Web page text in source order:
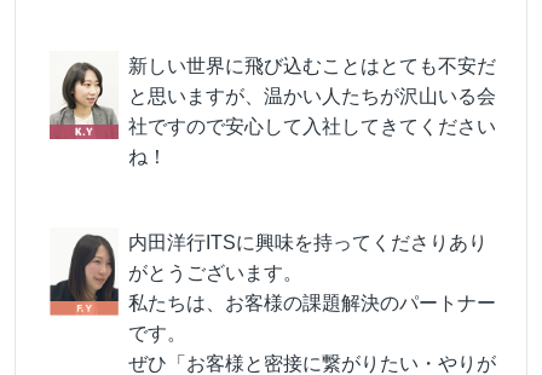
新しい世界に飛び込むことはとても不安だ
と思いますが、温かい人たちが沢山いる会
社ですので安心して入社してきてください
ね！
内田洋行ITSに興味を持ってくださりあり
がとうございます。
私たちは、お客様の課題解決のパートナー
です。
ぜひ「お客様と密接に繋がりたい・やりが